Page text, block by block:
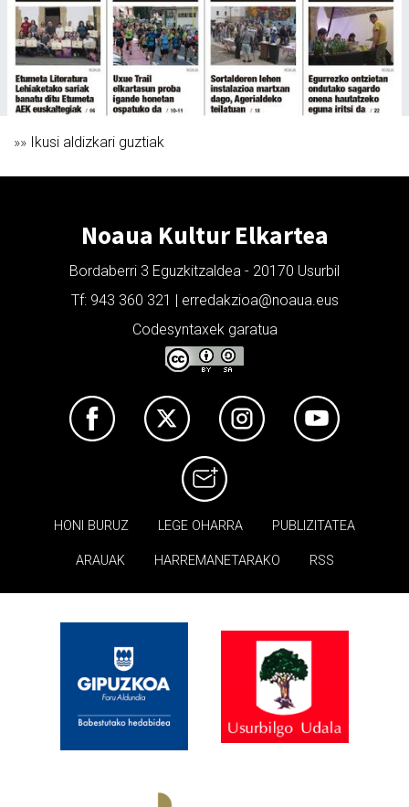
»» Ikusi aldizkari guztiak
Noaua Kultur Elkartea
Bordaberri 3 Eguzkitzaldea - 20170 Usurbil
Tf: 943 360 321 | erredakzioa@noaua.eus
Codesyntaxek garatua
HONI BURUZ LEGE OHARRA PUBLIZITATEA
ARAUAK HARREMANETARAKO RSS